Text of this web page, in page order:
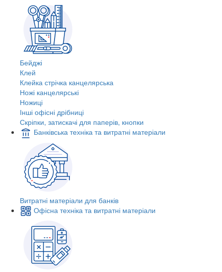
Бейджі
Клей
Клейка стрічка канцелярська
Ножі канцелярські
Ножиці
Інші офісні дрібниці
Скріпки, затискачі для паперів, кнопки
Банківська техніка та витратні матеріали
Витратні матеріали для банків
Офісна техніка та витратні матеріали